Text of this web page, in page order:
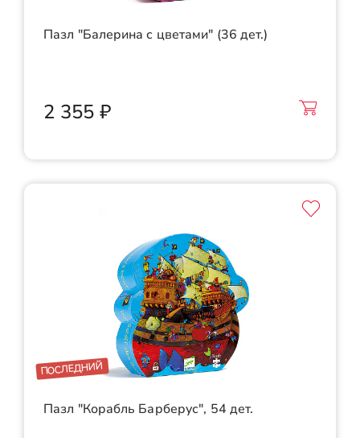
Пазл "Балерина с цветами" (36 дет.)
2 355 ₽
ПОСЛЕДНИЙ
Пазл "Корабль Барберус", 54 дет.